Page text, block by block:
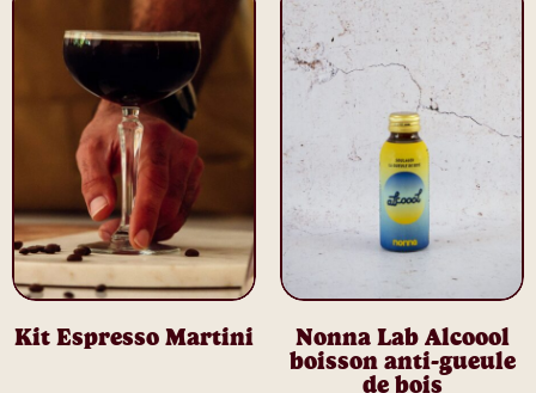
Kit Espresso Martini
Nonna Lab Alcoool
boisson anti-gueule
de bois